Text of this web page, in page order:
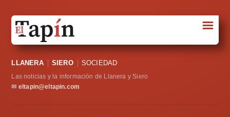
Sociedad
Política
☰
LLANERA SIERO SOCIEDAD
Las noticias y la información de Llanera y Siero
✉ eltapin@eltapin.com